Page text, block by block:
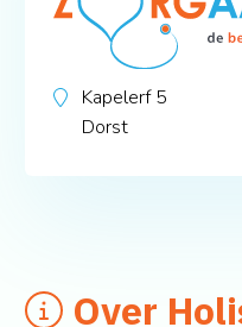
Kapelerf 5
Dorst
Over